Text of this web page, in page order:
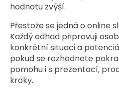
hodnotu zvýší.
Přestože se jedná o online
Každý odhad připravuji
konkrétní situaci a
pokud se rozhodnete
pomohu i s prezentací,
kroky.